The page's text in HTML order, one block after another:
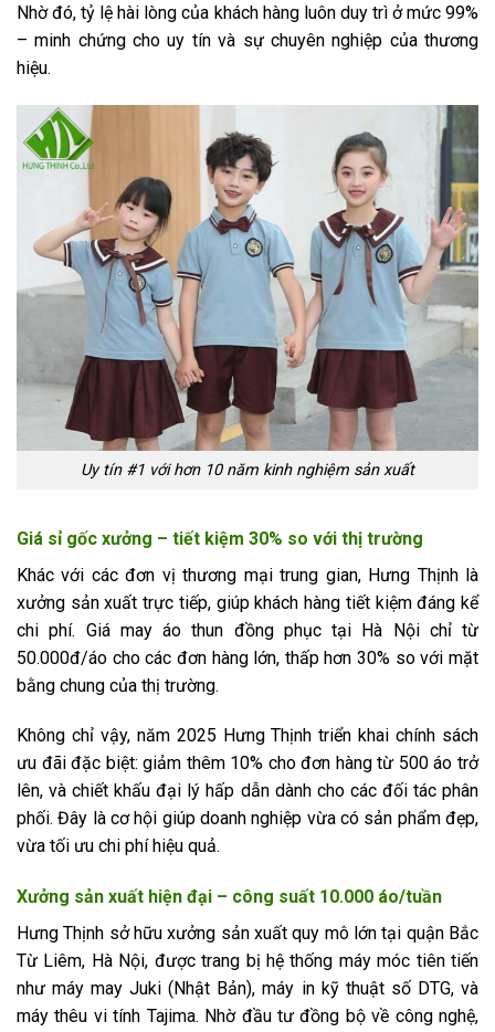
Nhờ đó, tỷ lệ hài lòng của khách hàng luôn duy trì ở mức 99%
– minh chứng cho uy tín và sự chuyên nghiệp của thương
hiệu.
Uy tín #1 với hơn 10 năm kinh nghiệm sản xuất
Giá sỉ gốc xưởng – tiết kiệm 30% so với thị trường
Khác với các đơn vị thương mại trung gian, Hưng Thịnh là
xưởng sản xuất trực tiếp, giúp khách hàng tiết kiệm đáng kể
chi phí. Giá may áo thun đồng phục tại Hà Nội chỉ từ
50.000đ/áo cho các đơn hàng lớn, thấp hơn 30% so với mặt
bằng chung của thị trường.
Không chỉ vậy, năm 2025 Hưng Thịnh triển khai chính sách
ưu đãi đặc biệt: giảm thêm 10% cho đơn hàng từ 500 áo trở
lên, và chiết khấu đại lý hấp dẫn dành cho các đối tác phân
phối. Đây là cơ hội giúp doanh nghiệp vừa có sản phẩm đẹp,
vừa tối ưu chi phí hiệu quả.
Xưởng sản xuất hiện đại – công suất 10.000 áo/tuần
Hưng Thịnh sở hữu xưởng sản xuất quy mô lớn tại quận Bắc
Từ Liêm, Hà Nội, được trang bị hệ thống máy móc tiên tiến
như máy may Juki (Nhật Bản), máy in kỹ thuật số DTG, và
máy thêu vi tính Tajima. Nhờ đầu tư đồng bộ về công nghệ,